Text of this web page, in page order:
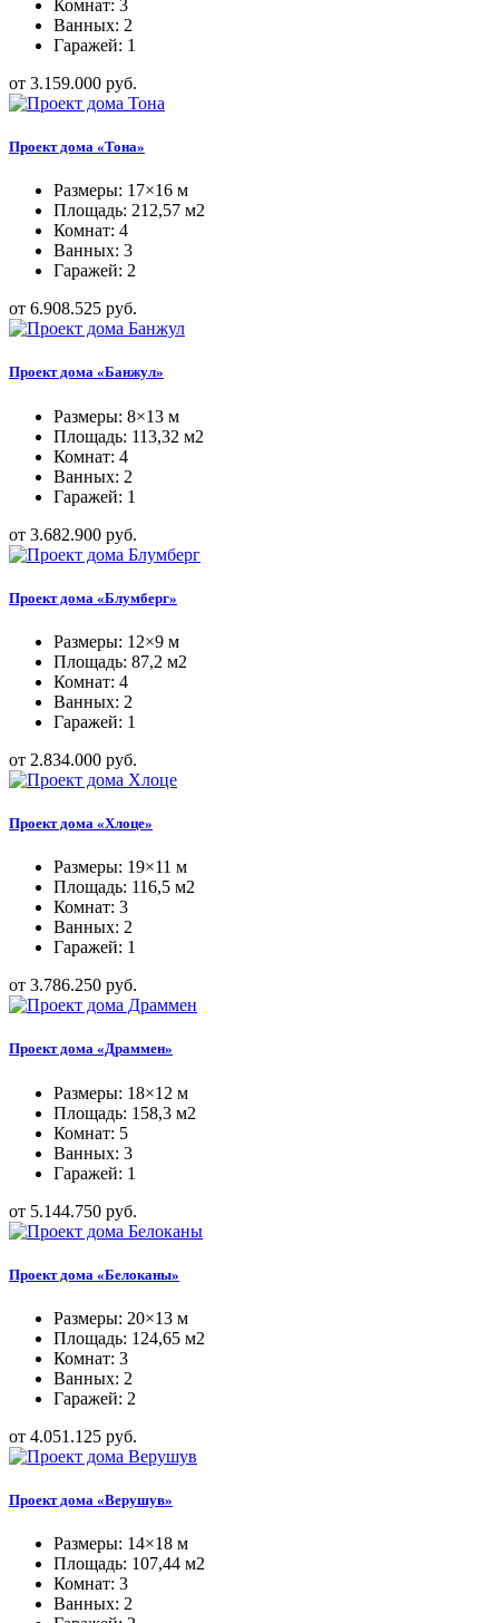
Комнат: 3
Ванных: 2
Гаражей: 1
от 3.159.000 руб.
Проект дома «Тона»
Размеры: 17×16 м
Площадь: 212,57 м2
Комнат: 4
Ванных: 3
Гаражей: 2
от 6.908.525 руб.
Проект дома «Банжул»
Размеры: 8×13 м
Площадь: 113,32 м2
Комнат: 4
Ванных: 2
Гаражей: 1
от 3.682.900 руб.
Проект дома «Блумберг»
Размеры: 12×9 м
Площадь: 87,2 м2
Комнат: 4
Ванных: 2
Гаражей: 1
от 2.834.000 руб.
Проект дома «Хлоце»
Размеры: 19×11 м
Площадь: 116,5 м2
Комнат: 3
Ванных: 2
Гаражей: 1
от 3.786.250 руб.
Проект дома «Драммен»
Размеры: 18×12 м
Площадь: 158,3 м2
Комнат: 5
Ванных: 3
Гаражей: 1
от 5.144.750 руб.
Проект дома «Белоканы»
Размеры: 20×13 м
Площадь: 124,65 м2
Комнат: 3
Ванных: 2
Гаражей: 2
от 4.051.125 руб.
Проект дома «Верушув»
Размеры: 14×18 м
Площадь: 107,44 м2
Комнат: 3
Ванных: 2